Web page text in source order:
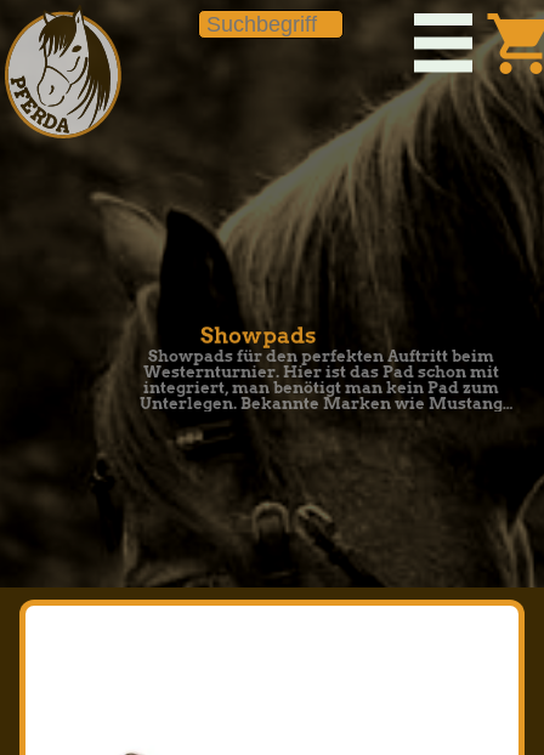
Showpads
Showpads für den perfekten Auftritt beim
Westernturnier. Hier ist das Pad schon mit
integriert, man benötigt man kein Pad zum
Unterlegen. Bekannte Marken wie Mustang
Westernpad,
Weaver Westernpad